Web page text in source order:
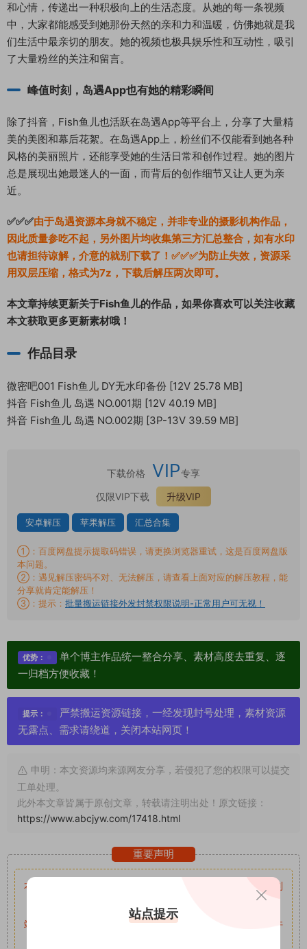
和心情，传递出一种积极向上的生活态度。从她的每一条视频
中，大家都能感受到她那份天然的亲和力和温暖，仿佛她就是我
们生活中最亲切的朋友。她的视频也极具娱乐性和互动性，吸引
了大量粉丝的关注和留言。
峰值时刻，岛遇App也有她的精彩瞬间
除了抖音，Fish鱼儿也活跃在岛遇App等平台上，分享了大量精
美的美图和幕后花絮。在岛遇App上，粉丝们不仅能看到她各种
风格的美丽照片，还能享受她的生活日常和创作过程。她的图片
总是展现出她最迷人的一面，而背后的创作细节又让人更为亲
近。
✅✅✅由于岛遇资源本身就不稳定，并非专业的摄影机构作品，
因此质量参吃不起，另外图片均收集第三方汇总整合，如有水印
也请担待谅解，介意的就别下载了！✅✅✅为防止失效，资源采
用双层压缩，格式为7z，下载后解压两次即可。
本文章持续更新关于Fish鱼儿的作品，如果你喜欢可以关注收藏
本文获取更多更新素材哦！
作品目录
微密吧001 Fish鱼儿 DY无水印备份 [12V 25.78 MB]
抖音 Fish鱼儿 岛遇 NO.001期 [12V 40.19 MB]
抖音 Fish鱼儿 岛遇 NO.002期 [3P-13V 39.59 MB]
下载价格 VIP专享
仅限VIP下载
升级VIP
安卓解压 苹果解压 汇总合集
①：百度网盘提示提取码错误，请更换浏览器重试，这是百度网盘版
本问题。
②：遇见解压密码不对、无法解压，请查看上面对应的解压教程，能
分享就肯定能解压！
③：提示： 批量搬运链接外发封禁权限说明-正常用户可无视！
优势：
单个博主作品统一整合分享、素材高度去重复、逐
一归档方便收藏！
提示：
严禁搬运资源链接，一经发现封号处理，素材资源
无露点、需求请绕道，关闭本站网页！
申明：本文资源均来源网友分享，若侵犯了您的权限可以提交
工单处理。
此外本文章皆属于原创文章，转载请注明出处！原文链接：
https://www.abcjyw.com/17418.html
重要声明
本站资源均来自网络分享，如有侵犯你的权益请私信留言
收到
留言后，我们会第一时间进行审核后删除。
站内资源为网友个人学习或测试研究使用，未经原版权作者许
站点提示